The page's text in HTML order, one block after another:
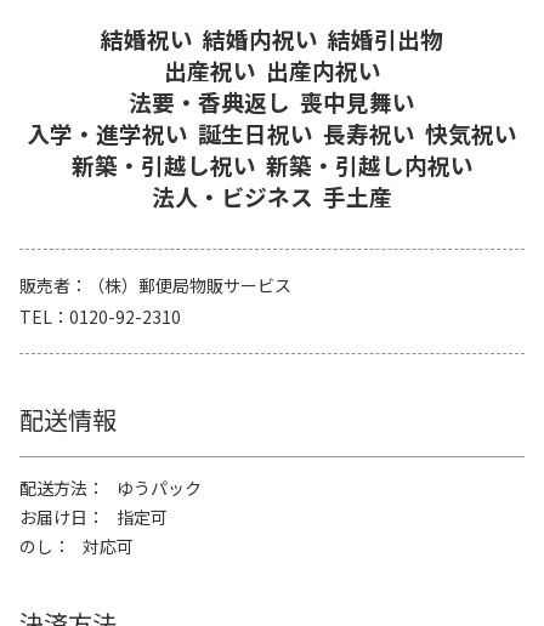
結婚祝い 結婚内祝い 結婚引出物
出産祝い 出産内祝い
法要・香典返し 喪中見舞い
入学・進学祝い 誕生日祝い 長寿祝い 快気祝い
新築・引越し祝い 新築・引越し内祝い
法人・ビジネス 手土産
販売者
（株）郵便局物販サービス
TEL
0120-92-2310
配送情報
配送方法
ゆうパック
お届け日
指定可
のし
対応可